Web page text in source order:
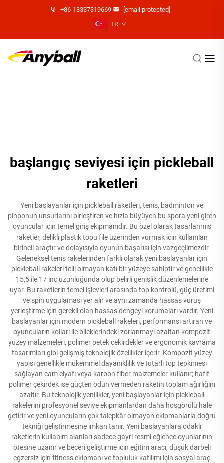
+86-13337319669
[email protected]
TR
başlangıç seviyesi için pickleball
raketleri
Yeni başlayanlar için pickleball raketleri, tenis, badminton ve
pinponun unsurlarını birleştiren ve hızla büyüyen bu spora yeni giren
oyuncular için temel giriş ekipmanıdır. Bu özel olarak tasarlanmış
raketler, delikli plastik topu file üzerinden vurmak için kullanılan
birincil araçtır ve dolayısıyla oyunun başarısı için vazgeçilmezdir.
Geleneksel tenis rakelerinden farklı olarak yeni başlayanlar için
pickleball rakeleri telli olmayan katı bir yüzeye sahiptir ve genellikle
15,5 ile 17 inç uzunluğunda olup belirli genişlik düzenlemelerine
uyar. Bu raketlerin temel işlevleri arasında top kontrolü, güç üretimi
ve spin uygulaması yer alır ve aynı zamanda hassas vuruş
yerleştirme için gerekli olan hassas dengeyi korumaları vardır. Yeni
başlayanlar için modern pickleball rakeleri, performansı artıran ve
oyuncuların kolları ile bileklerindeki zorlanmayı azaltan kompozit
yüzey malzemeleri, polimer petek çekirdekler ve ergonomik kavrama
tasarımları gibi gelişmiş teknolojik özellikler içerir. Kompozit yüzey
yapısı genellikle mükemmel dayanıklılık ve tutarlı top tepkimesi
sağlayan cam elyafı veya karbon fiber malzemeler kullanır; hafif
polimer çekirdek ise güçten ödün vermeden raketin toplam ağırlığını
azaltır. Bu teknolojik yenilikler, yeni başlayanlar için pickleball
rakelerini profesyonel seviye ekipmanlardan daha hoşgörülü hale
getirir ve yeni oyuncuların çok talepkâr olmayan ekipmanlarla doğru
tekniği geliştirmesine imkan tanır. Yeni başlayanlara odaklı
raketlerin kullanım alanları sadece gayri resmi eğlence oyunlarının
ötesine uzanır ve beceri geliştirme için eğitim aracı, düşük darbeli
egzersiz için fitness ekipmanı ve topluluk katılımı için sosyal araç